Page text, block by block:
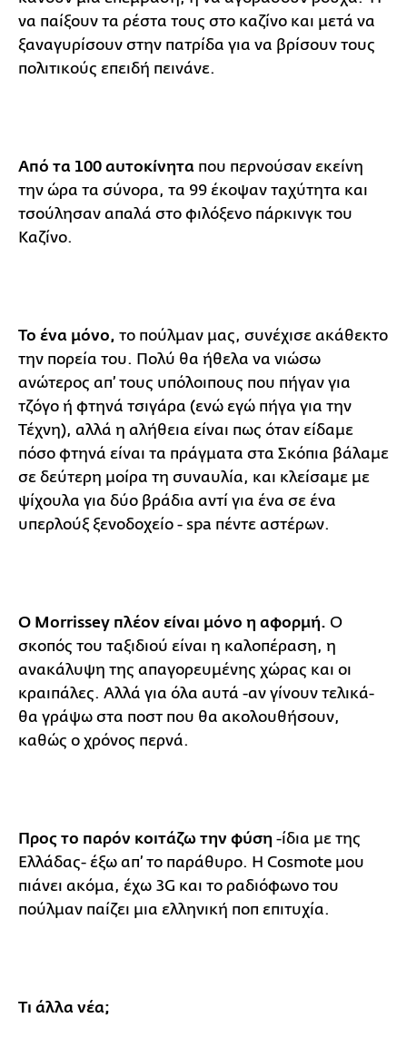
να παίξουν τα ρέστα τους στο καζίνο και μετά να
ξαναγυρίσουν στην πατρίδα για να βρίσουν τους
πολιτικούς επειδή πεινάνε.
Από τα 100 αυτοκίνητα που περνούσαν εκείνη
την ώρα τα σύνορα, τα 99 έκοψαν ταχύτητα και
τσούλησαν απαλά στο φιλόξενο πάρκινγκ του
Καζίνο.
Το ένα μόνο, το πούλμαν μας, συνέχισε ακάθεκτο
την πορεία του. Πολύ θα ήθελα να νιώσω
ανώτερος απ’ τους υπόλοιπους που πήγαν για
τζόγο ή φτηνά τσιγάρα (ενώ εγώ πήγα για την
Τέχνη), αλλά η αλήθεια είναι πως όταν είδαμε
πόσο φτηνά είναι τα πράγματα στα Σκόπια βάλαμε
σε δεύτερη μοίρα τη συναυλία, και κλείσαμε με
ψίχουλα για δύο βράδια αντί για ένα σε ένα
υπερλούξ ξενοδοχείο - spa πέντε αστέρων.
Ο Morrissey πλέον είναι μόνο η αφορμή. Ο
σκοπός του ταξιδιού είναι η καλοπέραση, η
ανακάλυψη της απαγορευμένης χώρας και οι
κραιπάλες. Αλλά για όλα αυτά -αν γίνουν τελικά-
θα γράψω στα ποστ που θα ακολουθήσουν,
καθώς ο χρόνος περνά.
Προς το παρόν κοιτάζω την φύση -ίδια με της
Ελλάδας- έξω απ’ το παράθυρο. Η Cosmote μου
πιάνει ακόμα, έχω 3G και το ραδιόφωνο του
πούλμαν παίζει μια ελληνική ποπ επιτυχία.
Τι άλλα νέα;